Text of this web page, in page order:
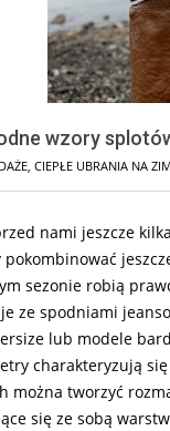
wzory
, CIEPŁE UBRANIA NA
nami jeszcze
pokombinować
sezonie robią
je ze spodniami
lub modele
charakteryzują
można tworzyć
się ze sobą